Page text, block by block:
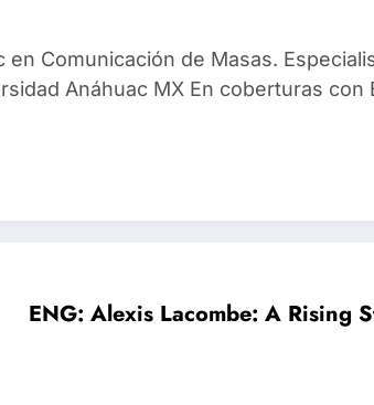
Comunicación de Masas.
Anáhuac MX En coberturas con
ENG: Alexis Lacombe: A Rising